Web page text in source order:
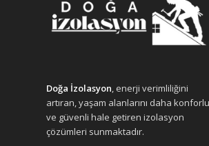
Doğa İzolasyon, enerji verimliliğini
artıran, yaşam alanlarını daha konforlu
ve güvenli hale getiren izolasyon
çözümleri sunmaktadır.